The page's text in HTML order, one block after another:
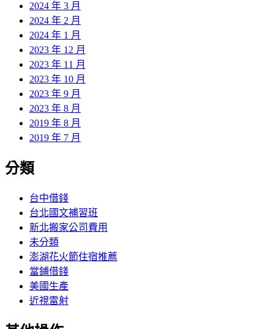
2024 年 3 月
2024 年 2 月
2024 年 1 月
2023 年 12 月
2023 年 11 月
2023 年 10 月
2023 年 9 月
2023 年 8 月
2019 年 8 月
2019 年 7 月
分類
台中借錢
台北國文補習班
新北搬家公司費用
未分類
澎湖花火節住宿推薦
當鋪借錢
美國生產
近視雷射